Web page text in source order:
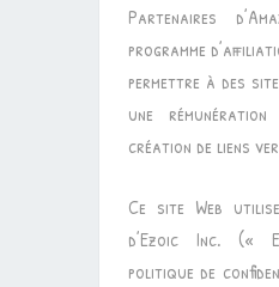
Partenaires
programme
permettre à des
une
création de liens
Ce site Web
d’Ezoic Inc. («
politique de